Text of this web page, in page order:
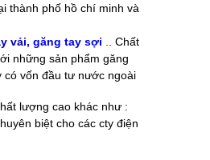
thành phố hồ chí minh và
vải, găng tay sợi .. Chất
những sản phẩm găng
có vốn đầu tư nước ngoài
lượng cao khác như :
biệt cho các cty điện